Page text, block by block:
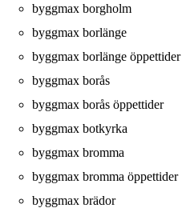
byggmax borgholm
byggmax borlänge
byggmax borlänge öppettider
byggmax borås
byggmax borås öppettider
byggmax botkyrka
byggmax bromma
byggmax bromma öppettider
byggmax brädor